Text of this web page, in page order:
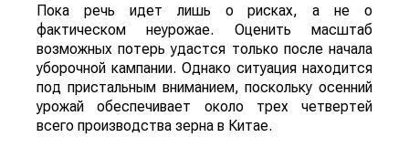
Пока речь идет лишь о рисках, а не о
фактическом неурожае. Оценить масштаб
возможных потерь удастся только после начала
уборочной кампании. Однако ситуация находится
под пристальным вниманием, поскольку осенний
урожай обеспечивает около трех четвертей
всего производства зерна в Китае.